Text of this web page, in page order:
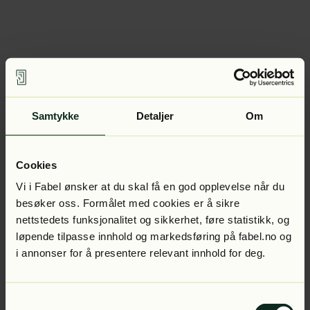
Samtykke Detaljer Om
Cookies
Vi i Fabel ønsker at du skal få en god opplevelse når du
besøker oss. Formålet med cookies er å sikre
nettstedets funksjonalitet og sikkerhet, føre statistikk, og
løpende tilpasse innhold og markedsføring på fabel.no og
i annonser for å presentere relevant innhold for deg.